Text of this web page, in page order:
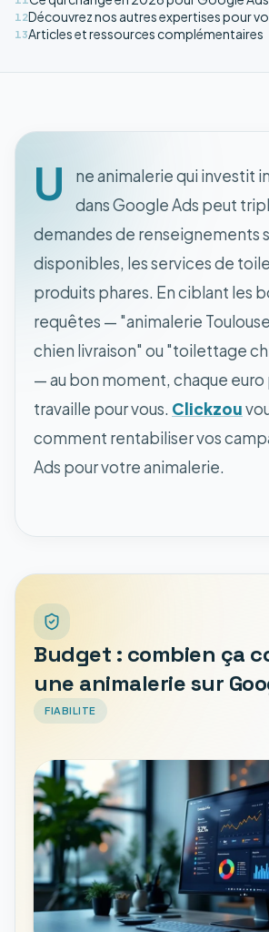
12Découvrez nos autres expertises pour
13Articles et ressources complémentaires
U
ne animalerie qui investit
dans Google Ads peut
demandes de renseignements
disponibles, les services de
produits phares. En ciblant les
requêtes — "animalerie
chien livraison" ou "toilettage
— au bon moment, chaque
travaille pour vous. Clickzou
comment rentabiliser vos
Ads pour votre animalerie.
Budget : combien ça
une animalerie sur
FIABILITE